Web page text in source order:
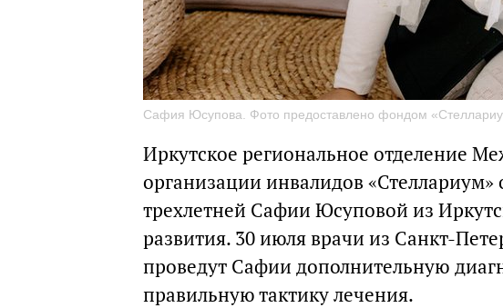
Сафия Юсупова. Фото предоставлено фондом
Иркутское региональное отделение
организации инвалидов «Стеллариум»
трехлетней Сафии Юсуповой из
развития. 30 июля врачи из Санкт-
проведут Сафии дополнительную
правильную тактику лечения.